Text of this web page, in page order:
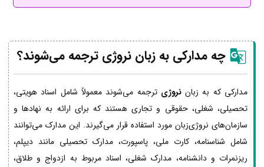
چه مدارکی به زبان نروژی ترجمه می‌شوند؟
مدارکی که به زباننروژی ترجمه می‌شوند معمولاً شامل اسناد هویتی،
تحصیلی، شغلی، حقوقی و تجاری هستند که برای ارائه به نهادها و
سازمان‌های نروژی‌زبان مورد استفاده قرار می‌گیرند. این مدارک می‌توانند
شامل شناسنامه، کارت ملی، پاسپورت، مدارک تحصیلی مانند دیپلم،
ریزنمرات و دانشنامه، مدارک شغلی، اسناد مربوط به ازدواج و طلاق،